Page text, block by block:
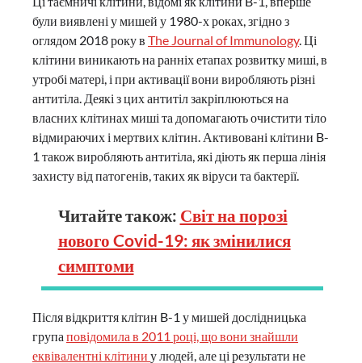
були виявлені у мишей у 1980-х роках, згідно з
оглядом 2018 року в The Journal of Immunology. Ці
клітини виникають на ранніх етапах розвитку миші, в
утробі матері, і при активації вони виробляють різні
антитіла. Деякі з цих антитіл закріплюються на
власних клітинах миші та допомагають очистити тіло
відмираючих і мертвих клітин. Активовані клітини B-
1 також виробляють антитіла, які діють як перша лінія
захисту від патогенів, таких як віруси та бактерії.
Читайте також: Світ на порозі
нового Covid-19: як змінилися
симптоми
Після відкриття клітин B-1 у мишей дослідницька
група повідомила в 2011 році, що вони знайшли
еквівалентні клітини у людей, але ці результати не